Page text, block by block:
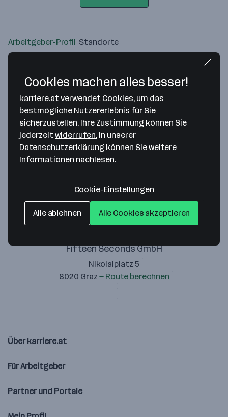
Arbeitgeber-Profil Standorte
Bitte stimme unseren Cookie-
Richtlinien zu, um diese Karte
anzuzeigen.
Fifteen Seconds GmbH
Nikolaiplatz 5
8020 Graz — Route berechnen
Über karriere.at
Für Arbeitgeber
Partner und Portale
Cookies machen alles besser!
karriere.at verwendet Cookies, um das
bestmögliche Nutzererlebnis für Sie
sicherzustellen. Ihre Zustimmung können Sie
jederzeitwiderrufen. In unserer
Datenschutzerklärung können Sie weitere
Informationen nachlesen.
Cookie-Einstellungen
Alle ablehnen Alle Cookies akzeptieren